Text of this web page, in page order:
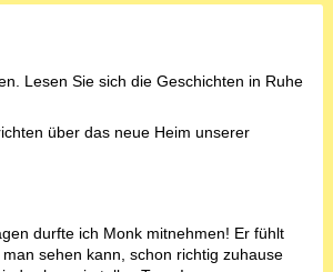
Lesen Sie sich die Geschichten in Ruhe
über das neue Heim unserer
durfte ich Monk mitnehmen! Er fühlt
sehen kann, schon richtig zuhause